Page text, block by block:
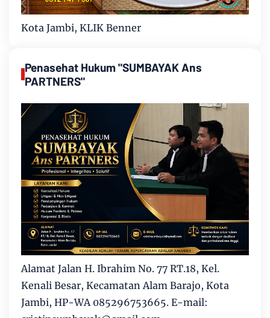
Kota Jambi, KLIK Benner
Penasehat Hukum "SUMBAYAK Ans
PARTNERS"
Alamat Jalan H. Ibrahim No. 77 RT.18, Kel.
Kenali Besar, Kecamatan Alam Barajo, Kota
Jambi, HP-WA 085296753665. E-mail: